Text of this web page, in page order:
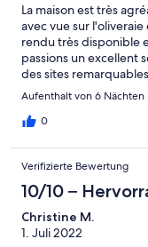
La maison est très
avec vue sur
rendu très disponible
passions un excellent
des sites
Vaï... Bref, nous avons
Aufenthalt von 6
0
Verifizierte Bewertung
10/10 –
Christine M.
1. Juli 2022